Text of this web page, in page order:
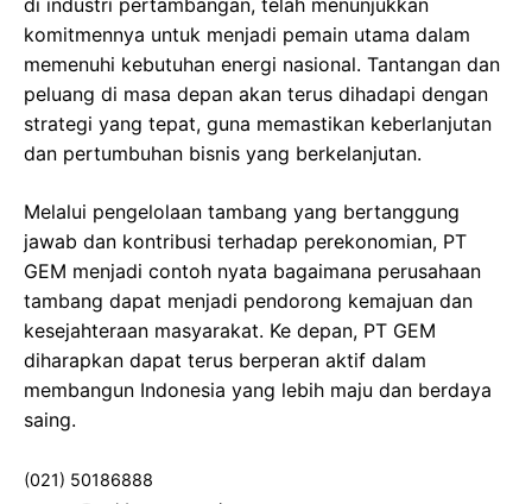
di industri pertambangan, telah menunjukkan
komitmennya untuk menjadi pemain utama dalam
memenuhi kebutuhan energi nasional. Tantangan dan
peluang di masa depan akan terus dihadapi dengan
strategi yang tepat, guna memastikan keberlanjutan
dan pertumbuhan bisnis yang berkelanjutan.
Melalui pengelolaan tambang yang bertanggung
jawab dan kontribusi terhadap perekonomian, PT
GEM menjadi contoh nyata bagaimana perusahaan
tambang dapat menjadi pendorong kemajuan dan
kesejahteraan masyarakat. Ke depan, PT GEM
diharapkan dapat terus berperan aktif dalam
membangun Indonesia yang lebih maju dan berdaya
saing.
(021) 50186888